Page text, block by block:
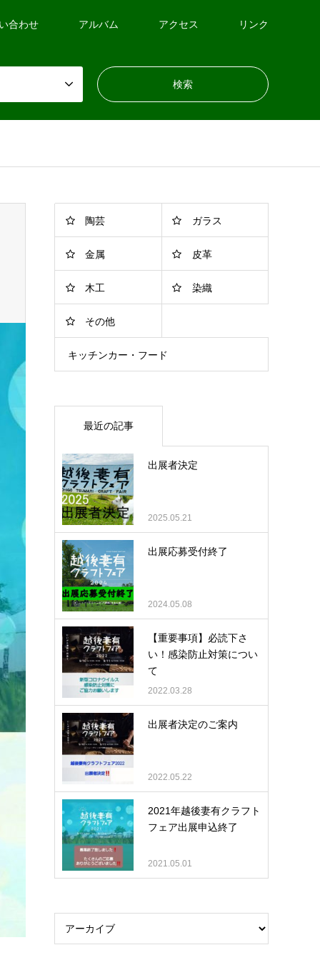
合わせ アルバム アクセス リンク
陶芸 ガラス
金属 皮革
木工 染織
その他
キッチンカー・フード
最近の記事
出展者決定
2025.05.21
出展応募受付終了
2024.05.08
【重要事項】必読下さ
い！感染防止対策につい
て
2022.03.28
出展者決定のご案内
2022.05.22
2021年越後妻有クラフト
フェア出展申込終了
2021.05.01